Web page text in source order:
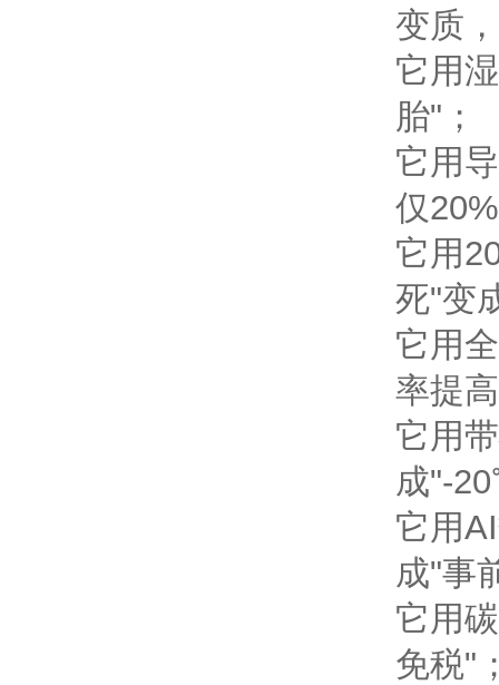
变质
它用
胎"；
它用
仅
它用
死"变
它用
率提
它用
成"-
它用
成"事
它用
免税"